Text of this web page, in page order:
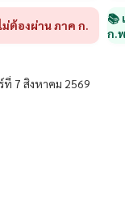
ม่ต้องผ่าน ภาค ก.
📚
ก.พ.
ที่ 7 สิงหาคม 2569